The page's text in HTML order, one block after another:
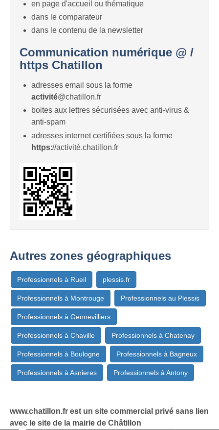
en page d'accueil ou thématique
dans le comparateur
dans le contenu de la newsletter
Communication numérique @ /
https Chatillon
adresses email sous la forme
activité@chatillon.fr
boites aux lettres sécurisées avec anti-virus &
anti-spam
adresses internet certifiées sous la forme
https://activité.chatillon.fr
Autres zones géographiques
Professionnels à Rueil plessis.fr
Professionnels à Montrouge Professionnels au Plessis
Professionnels à Gennevilliers
Professionnels à Chaville Professionnels à Chatenay
Professionnels à Boulogne Professionnels à Bagneux
Professionnels à Asnieres Professionnels à Antony
www.chatillon.fr est un site commercial privé sans lien
avec le site de la mairie de Châtillon